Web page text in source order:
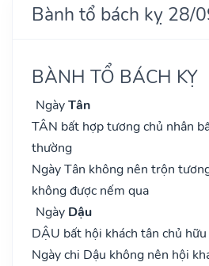
Bành tổ bách kỵ 28/
BÀNH TỔ BÁCH KỴ
NgàyTân
TÂN bất hợp tương chủ nhân
thường
Ngày Tân không nên trộn
không được nếm qua
Ngày Dậu
DẬU bất hội khách tân chủ
Ngày chi Dậu không nên hội